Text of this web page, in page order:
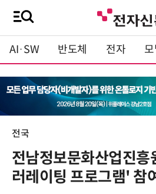
AI·SW 반도체 전자 모
전국
전남정보문화산업진
러레이팅 프로그램' 참